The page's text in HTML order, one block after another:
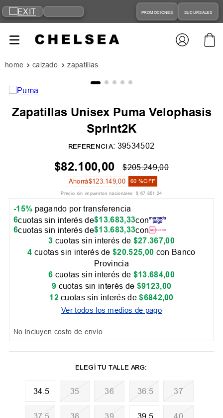
PROMOCIONES SUCURSALES
calzado zapatillas
Zapatillas Unisex Puma Velophasis
Sprint2K
REFERENCIA: 39534502
$82.100,00 $205.249,00
Ahorrá$123.149,00 60 %OFF
Precio sin impuestos nacionales: $ 67.851,24
-15% pagando por transferencia
6cuotas sin interés de$13.683,33con
6cuotas sin interés de$13.683,33con
3 cuotas sin interés de $27.367,00
4 cuotas sin interés de$20.525,00 con Banco
Provincia
6 cuotas sin interés de $13.684,00
9 cuotas sin interés de $9123,00
12 cuotas sin interés de$6842,00
Ver todos los medios de pago
No incluyen costo de envío
34.5 35 36 36.5 37
37.5 38 39 39.5 40